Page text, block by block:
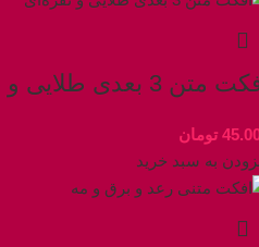
متن 3 بعدی طلایی و نقره‌ای
تومان
به سبد خرید